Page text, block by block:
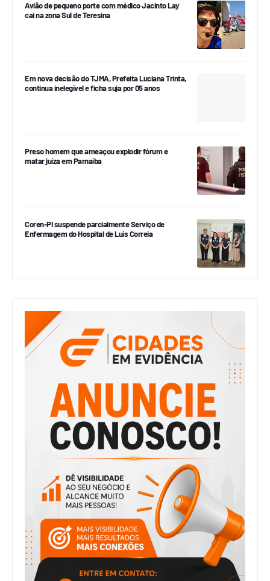
Avião de pequeno porte com médico Jacinto Lay
cai na zona Sul de Teresina
Em nova decisão do TJMA, Prefeita Luciana Trinta,
continua inelegível e ficha suja por 05 anos
Preso homem que ameaçou explodir fórum e
matar juíza em Parnaíba
Coren-PI suspende parcialmente Serviço de
Enfermagem do Hospital de Luís Correia